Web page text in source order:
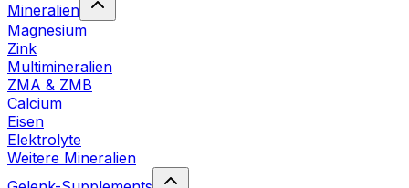
Mineralien
Magnesium
Zink
Multimineralien
ZMA & ZMB
Calcium
Eisen
Elektrolyte
Weitere Mineralien